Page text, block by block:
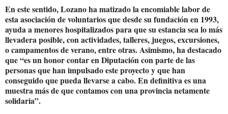
En este sentido, Lozano ha matizado la encomiable labor de
esta asociación de voluntarios que desde su fundación en 1993,
ayuda a menores hospitalizados para que su estancia sea lo más
llevadera posible, con actividades, talleres, juegos, excursiones,
o campamentos de verano, entre otras. Asimismo, ha destacado
que “es un honor contar en Diputación con parte de las
personas que han impulsado este proyecto y que han
conseguido que pueda llevarse a cabo. En definitiva es una
muestra más de que contamos con una provincia netamente
solidaria”.